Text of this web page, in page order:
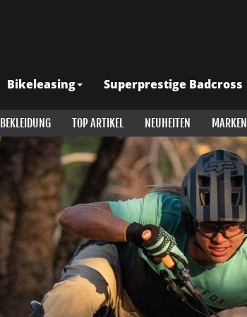
Bikeleasing Superprestige Badcross
BEKLEIDUNG TOP ARTIKEL NEUHEITEN MARKEN